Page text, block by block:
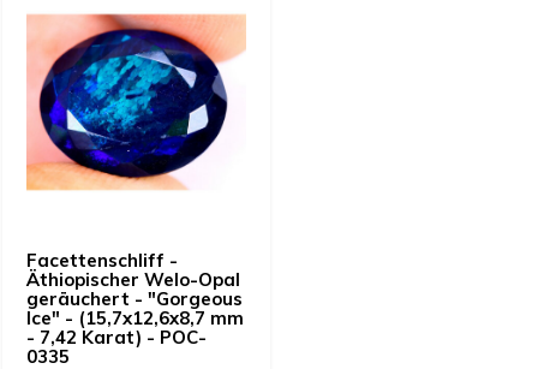
Facettenschliff -
Äthiopischer Welo-Opal
geräuchert - "Gorgeous
Ice" - (15,7x12,6x8,7 mm
- 7,42 Karat) - POC-
0335